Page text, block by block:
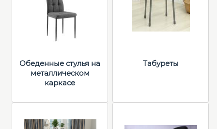
Обеденные стулья на
металлическом
каркасе
Табуреты